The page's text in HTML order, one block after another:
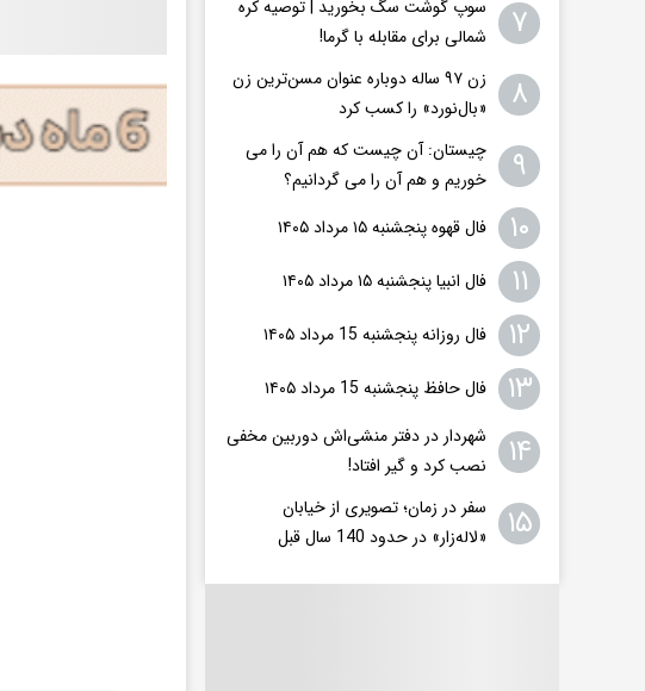
۷
سوپ گوشت سگ بخورید | توصیه کره
شمالی برای مقابله با گرما!
۸
زن ۹۷ ساله دوباره عنوان مسن‌ترین زن
«بال‌نورد» را کسب کرد
۹
چیستان: آن چیست که هم آن را می
خوریم و هم آن را می گردانیم؟
۱۰ فال قهوه پنجشنبه ۱۵ مرداد ۱۴۰۵
۱۱ فال انبیا پنجشنبه ۱۵ مرداد ۱۴۰۵
۱۲ فال روزانه پنجشنبه 15 مرداد ۱۴۰۵
۱۳ فال حافظ پنجشنبه 15 مرداد ۱۴۰۵
۱۴
شهردار در دفتر منشی‌اش دوربین مخفی
نصب کرد و گیر افتاد!
۱۵
سفر در زمان؛ تصویری از خیابان
«لاله‌زار» در حدود 140 سال قبل